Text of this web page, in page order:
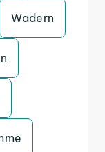
Wadern